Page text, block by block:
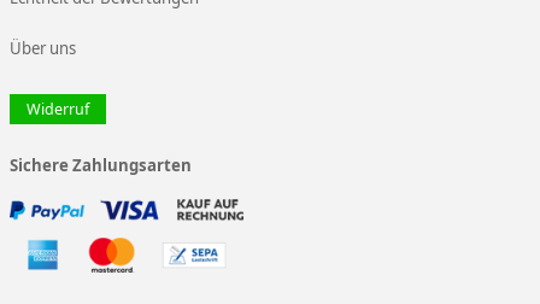
Über uns
Widerruf
Sichere Zahlungsarten